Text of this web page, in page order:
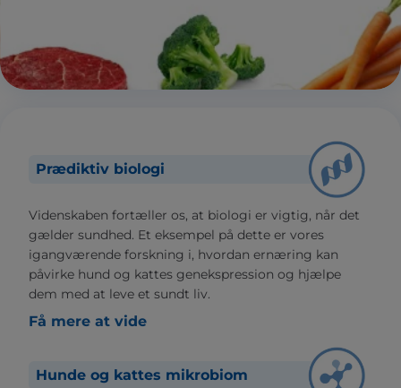
Prædiktiv biologi
Videnskaben fortæller os, at biologi er vigtig, når det
gælder sundhed. Et eksempel på dette er vores
igangværende forskning i, hvordan ernæring kan
påvirke hund og kattes genekspression og hjælpe
dem med at leve et sundt liv.
Få mere at vide
Hunde og kattes mikrobiom